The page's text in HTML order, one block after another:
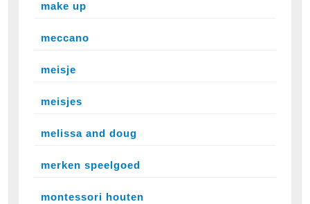
make up
meccano
meisje
meisjes
melissa and doug
merken speelgoed
montessori houten